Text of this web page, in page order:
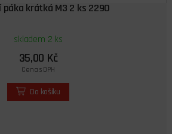
páka krátká M3 2 ks 2290
skladem 2 ks
35,00 Kč
Cena s DPH
Do košíku